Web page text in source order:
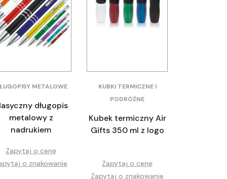
METALOWE
długopis
metalowy z
nadrukiem
Zapytaj o cenę
o znakowanie
KUBKI TERMICZNE I
PODRÓŻNE
Kubek termiczny Air
Gifts 350 ml z logo
Zapytaj o cenę
Zapytaj o znakowanie